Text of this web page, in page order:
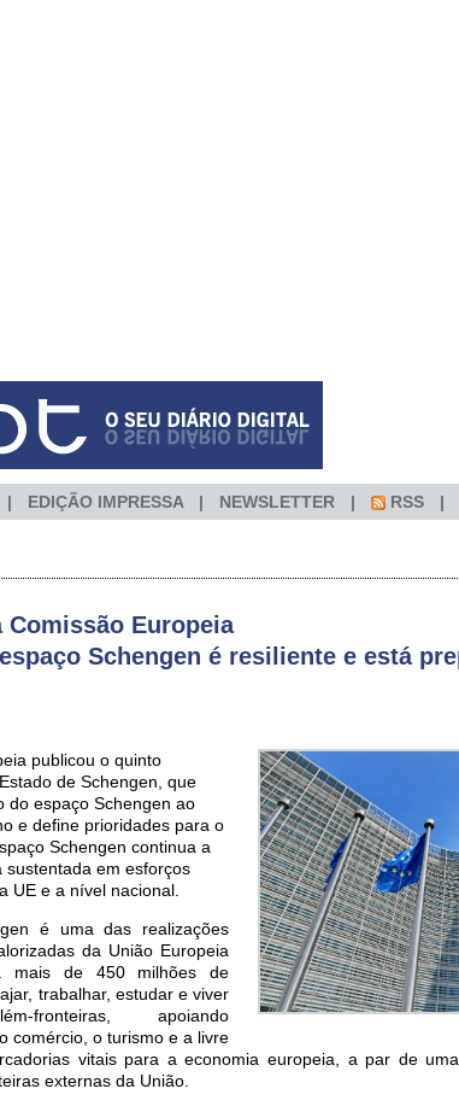
EDIÇÃO IMPRESSA NEWSLETTER RSS
Comissão Europeia
Schengen é resiliente e está
publicou o quinto
de Schengen, que
do espaço Schengen ao
e define prioridades para o
Schengen continua a
sustentada em esforços
UE e a nível nacional.
é uma das realizações
da União Europeia
mais de 450 milhões de
trabalhar, estudar e viver
fronteiras, apoiando
comércio, o turismo e a livre
vitais para a economia europeia, a par de
externas da União.